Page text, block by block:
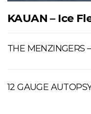
KAUAN – Ice
THE MENZINGERS
12 GAUGE